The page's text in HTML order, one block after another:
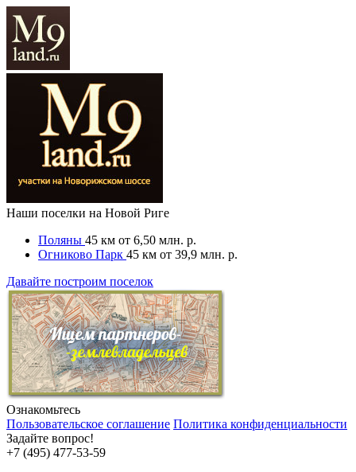
Наши поселки на Новой Риге
Поляны 45 км от 6,50 млн. р.
Огниково Парк 45 км от 39,9 млн. р.
Давайте построим поселок
Ознакомьтесь
Пользовательское соглашение Политика конфиденциальности
Задайте вопрос!
+7 (495) 477-53-59